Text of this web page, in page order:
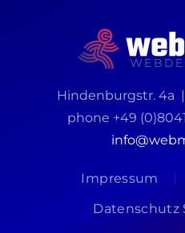
Hindenburgstr. 4a
phone +49
Impressum
Datenschutz